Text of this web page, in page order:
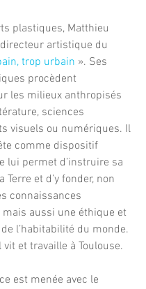
plastiques, Matthieu
artistique du
trop urbain ». Ses
procèdent
les milieux anthropisés
sciences
visuels ou numériques. Il
comme dispositif
lui permet d’instruire sa
Terre et d’y fonder, non
connaissances
aussi une éthique et
l’habitabilité du monde.
vit et travaille à Toulouse.
est menée avec le